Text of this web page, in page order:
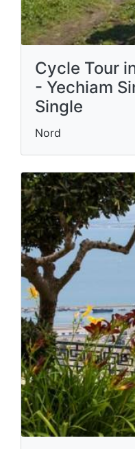
Cycle Tour
- Yechiam
Single
Nord